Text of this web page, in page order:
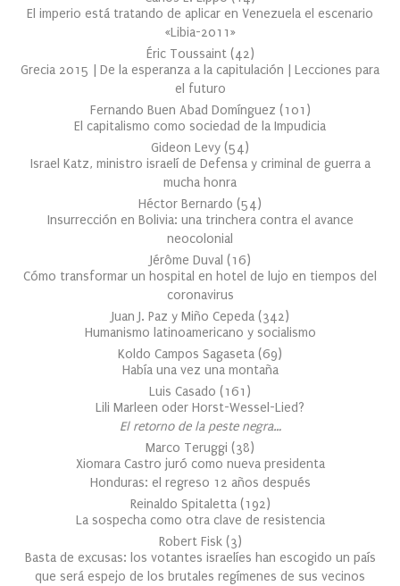
El imperio está tratando de aplicar en Venezuela el escenario
«Libia-2011»
Éric Toussaint (42)
Grecia 2015 | De la esperanza a la capitulación | Lecciones para
el futuro
Fernando Buen Abad Domínguez (101 )
El capitalismo como sociedad de la Impudicia
Gideon Levy (54)
Israel Katz, ministro israelí de Defensa y criminal de guerra a
mucha honra
Héctor Bernardo (54)
Insurrección en Bolivia: una trinchera contra el avance
neocolonial
Jérôme Duval (16)
Cómo transformar un hospital en hotel de lujo en tiempos del
coronavirus
Juan J. Paz y Miño Cepeda (342)
Humanismo latinoamericano y socialismo
Koldo Campos Sagaseta (69)
Había una vez una montaña
Luis Casado (161 )
Lili Marleen oder Horst-Wessel-Lied?
El retorno de la peste negra…
Marco Teruggi (38)
Xiomara Castro juró como nueva presidenta
Honduras: el regreso 12 años después
Reinaldo Spitaletta (192)
La sospecha como otra clave de resistencia
Robert Fisk (3)
Basta de excusas: los votantes israelíes han escogido un país
que será espejo de los brutales regímenes de sus vecinos